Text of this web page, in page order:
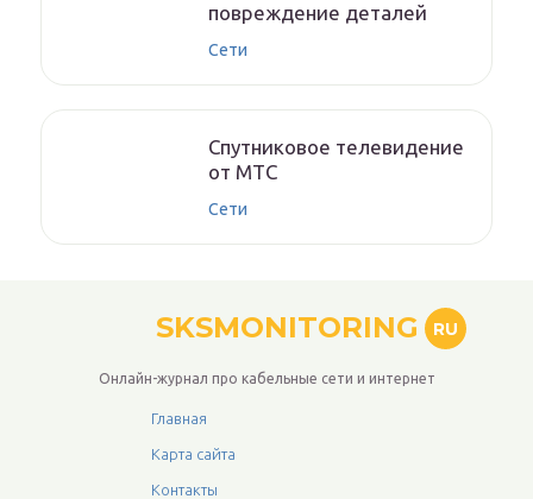
повреждение деталей
Сети
Спутниковое телевидение
от МТС
Сети
SKSMONITORING RU
Онлайн-журнал про кабельные сети и интернет
Главная
Карта сайта
Контакты